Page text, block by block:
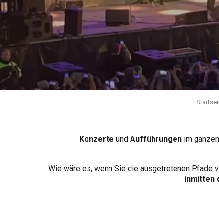
Die gesamte Agenda
Frühling
Wenn es regnet
Unter Freunden
Trendige Orte
Bester Brunch
Restaurants mit
Aufenthalte am Meer
Aufenthalte mit dem
Zug
Fahrradaufenthalte
Konzerte und Aufführungenim
Wie wäre es, wenn Sie die ausgetretenen Pfade
inmitten